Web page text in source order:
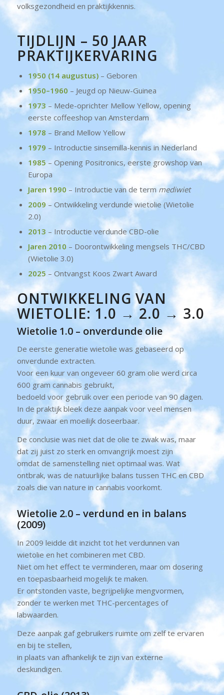
volksgezondheid en praktijkkennis.
TIJDLIJN – 50 JAAR
PRAKTIJKERVARING
1950 (14 augustus)– Geboren
1950–1960 – Jeugd op Nieuw-Guinea
1973 – Mede-oprichter Mellow Yellow, opening
eerste coffeeshop van Amsterdam
1978 – Brand Mellow Yellow
1979 – Introductie sinsemilla-kennis in Nederland
1985– Opening Positronics, eerste growshop van
Europa
Jaren 1990 – Introductie van de term mediwiet
2009 – Ontwikkeling verdunde wietolie (Wietolie
2.0)
2013 – Introductie verdunde CBD-olie
Jaren 2010 – Doorontwikkeling mengsels THC/CBD
(Wietolie 3.0)
2025 – Ontvangst Koos Zwart Award
ONTWIKKELING VAN
WIETOLIE: 1.0 → 2.0 → 3.0
Wietolie 1.0 – onverdunde olie
De eerste generatie wietolie was gebaseerd op
onverdunde extracten.
Voor een kuur van ongeveer 60 gram olie werd circa
600 gram cannabis gebruikt,
bedoeld voor gebruik over een periode van 90 dagen.
In de praktijk bleek deze aanpak voor veel mensen
duur, zwaar en moeilijk doseerbaar.
De conclusie was niet dat de olie te zwak was, maar
dat zij juist zo sterk en omvangrijk moest zijn
omdat de samenstelling niet optimaal was. Wat
ontbrak, was de natuurlijke balans tussen THC en CBD
zoals die van nature in cannabis voorkomt.
Wietolie 2.0 – verdund en in balans
(2009)
In 2009 leidde dit inzicht tot het verdunnen van
wietolie en het combineren met CBD.
Niet om het effect te verminderen, maar om dosering
en toepasbaarheid mogelijk te maken.
Er ontstonden vaste, begrijpelijke mengvormen,
zonder te werken met THC-percentages of
labwaarden.
Deze aanpak gaf gebruikers ruimte om zelf te ervaren
en bij te stellen,
in plaats van afhankelijk te zijn van externe
deskundigen.